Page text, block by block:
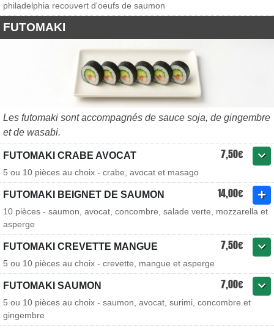
philadelphia recouvert d'oeufs de saumon
FUTOMAKI
Les futomaki sont accompagnés de sauce soja, de gingembre
et de wasabi.
FUTOMAKI CRABE AVOCAT 7,50€
5 ou 10 pièces au choix - crabe, avocat et masago
FUTOMAKI BEIGNET DE SAUMON 14,00€
10 pièces - saumon, avocat, concombre, salade verte, mozzarella et
asperge
FUTOMAKI CREVETTE MANGUE 7,50€
5 ou 10 pièces au choix - crevette, mangue et asperge
FUTOMAKI SAUMON 7,00€
5 ou 10 pièces au choix - saumon, avocat, surimi, concombre et
gingembre